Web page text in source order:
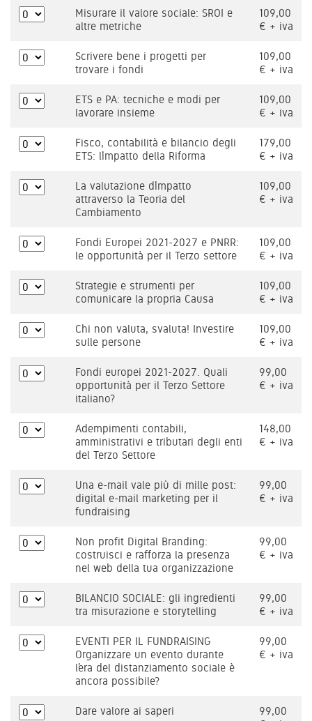
Misurare il valore sociale: SROI e
altre metriche
109,00
€ + iva
Scrivere bene i progetti per
trovare i fondi
109,00
€ + iva
ETS e PA: tecniche e modi per
lavorare insieme
109,00
€ + iva
Fisco, contabilità e bilancio degli
ETS: l’impatto della Riforma
179,00
€ + iva
La valutazione d’impatto
attraverso la Teoria del
Cambiamento
109,00
€ + iva
Fondi Europei 2021-2027 e PNRR:
le opportunità per il Terzo settore
109,00
€ + iva
Strategie e strumenti per
comunicare la propria Causa
109,00
€ + iva
Chi non valuta, svaluta! Investire
sulle persone
109,00
€ + iva
Fondi europei 2021-2027. Quali
opportunità per il Terzo Settore
italiano?
99,00
€ + iva
Adempimenti contabili,
amministrativi e tributari degli enti
del Terzo Settore
148,00
€ + iva
Una e-mail vale più di mille post:
digital e-mail marketing per il
fundraising
99,00
€ + iva
Non profit Digital Branding:
costruisci e rafforza la presenza
nel web della tua organizzazione
99,00
€ + iva
BILANCIO SOCIALE: gli ingredienti
tra misurazione e storytelling
99,00
€ + iva
EVENTI PER IL FUNDRAISING
Organizzare un evento durante
l’era del distanziamento sociale è
ancora possibile?
99,00
€ + iva
Dare valore ai saperi
99,00